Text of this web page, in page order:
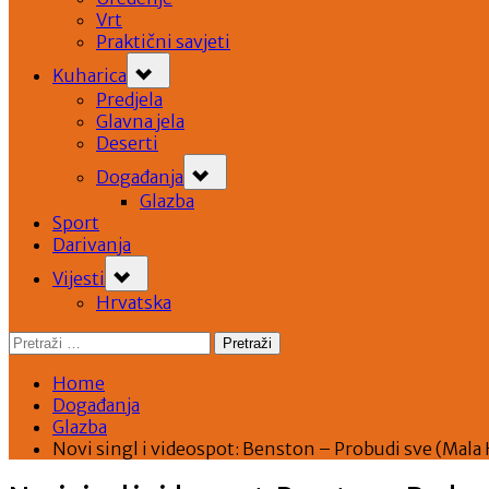
Vrt
Praktični savjeti
Kuharica
sub-
menu
Predjela
Glavna jela
Deserti
Događanja
sub-
menu
Glazba
Sport
Darivanja
Vijesti
sub-
menu
Hrvatska
Pretraži:
Home
Događanja
Glazba
Novi singl i videospot: Benston – Probudi sve (Mala